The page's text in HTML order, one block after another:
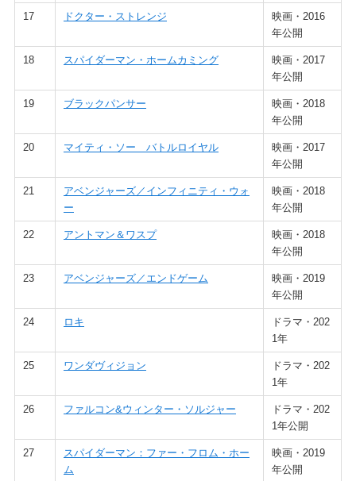
17 ドクター・ストレンジ
映画・2016
年公開
18 スパイダーマン・ホームカミング
映画・2017
年公開
19 ブラックパンサー
映画・2018
年公開
20 マイティ・ソー バトルロイヤル
映画・2017
年公開
21
アベンジャーズ／インフィニティ・ウォ
ー
映画・2018
年公開
22 アントマン＆ワスプ
映画・2018
年公開
23 アベンジャーズ／エンドゲーム
映画・2019
年公開
24 ロキ
ドラマ・202
1年
25 ワンダヴィジョン
ドラマ・202
1年
26 ファルコン&ウィンター・ソルジャー
ドラマ・202
1年公開
27
スパイダーマン：ファー・フロム・ホー
ム
映画・2019
年公開